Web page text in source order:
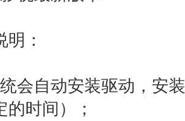
：
会自动安装驱动，安
的时间）；